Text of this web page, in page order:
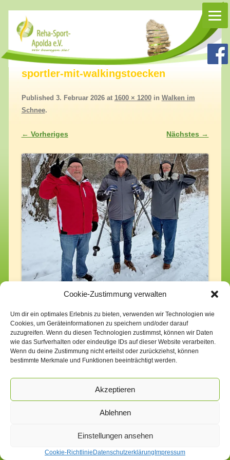
Cookie-Zustimmung verwalten
Um dir ein optimales Erlebnis zu bieten, verwenden wir Technologien wie
Cookies, um Geräteinformationen zu speichern und/oder darauf
zuzugreifen. Wenn du diesen Technologien zustimmst, können wir Daten
wie das Surfverhalten oder eindeutige IDs auf dieser Website verarbeiten.
Wenn du deine Zustimmung nicht erteilst oder zurückziehst, können
bestimmte Merkmale und Funktionen beeinträchtigt werden.
Akzeptieren
Ablehnen
Einstellungen ansehen
Cookie-Richtlinie Datenschutzerklärung Impressum
Rehasport Apolda
sportler-mit-walkingstoecken
Published 3. Februar 2026at 1600 × 1200in Walken im
Schnee.
← Vorheriges Nächstes →
Impressum Datenschutzerklärung Cookie-Richtlinie (EU)